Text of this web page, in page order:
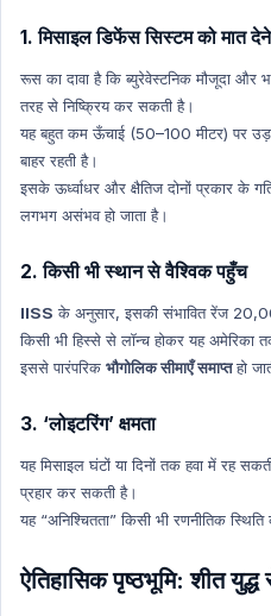
New Appointment
Indian History
Indian History Hindi
Prize
Prize Hindi
Geography Hindi
Agriculture
Agriculture Hindi
Human Geography Hindi
Economics
Economics Hindi
Health
Ncert Concept
1. मिसाइल डिफेंस सिस्टम को मात देने
रूस का दावा है कि ब्युरेवेस्टनिक मौजूदा और
तरह से निष्क्रिय कर सकती है।
यह बहुत कम ऊँचाई (50–100 मीटर) पर
बाहर रहती है।
इसके ऊर्ध्वाधर और क्षैतिज दोनों प्रकार के
लगभग असंभव हो जाता है।
2. किसी भी स्थान से वैश्विक पहुँच
IISS के अनुसार, इसकी संभावित रेंज
किसी भी हिस्से से लॉन्च होकर यह अमेरिका
इससे पारंपरिक भौगोलिक सीमाएँ समाप्तहो
3. ‘लोइटरिंग’ क्षमता
यह मिसाइल घंटों या दिनों तक हवा में रह
प्रहार कर सकती है।
यह “अनिश्चितता” किसी भी रणनीतिक
ऐतिहासिक पृष्ठभूमि: शीत